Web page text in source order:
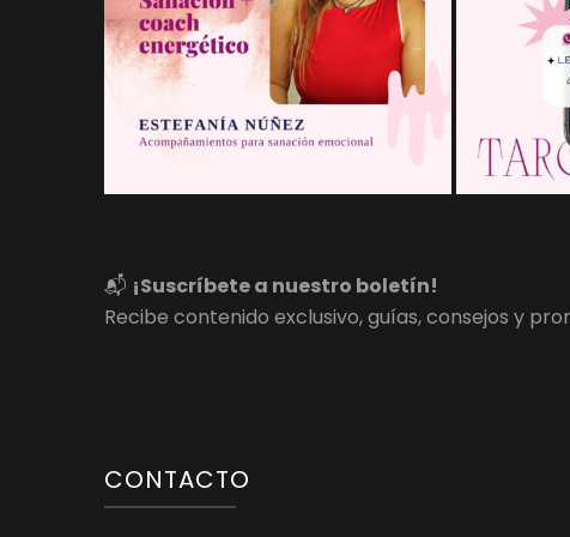
📬 ¡Suscríbete a nuestro boletín!
Recibe contenido exclusivo, guías, consejos y
CONTACTO